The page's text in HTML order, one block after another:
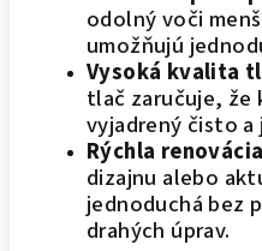
odolný voči
umožňujú
Vysoká kvalita
tlač zaručuje, že
vyjadrený čisto a
Rýchla
dizajnu alebo
jednoduchá bez
drahých úprav.